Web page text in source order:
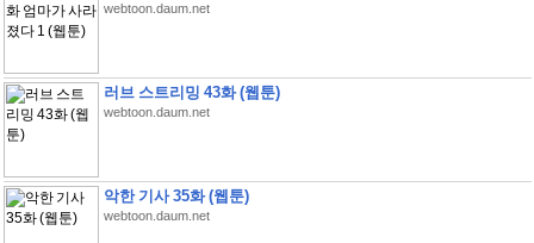
webtoon.daum.net
러브 스트리밍 43화 (웹툰)
webtoon.daum.net
악한 기사 35화 (웹툰)
webtoon.daum.net